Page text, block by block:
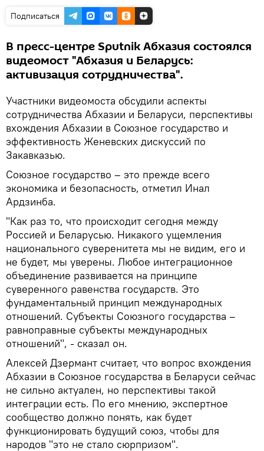
Подписаться
В пресс-центре Sputnik Абхазия состоялся
видеомост "Абхазия и Беларусь:
активизация сотрудничества".
Участники видеомоста обсудили аспекты
сотрудничества Абхазии и Беларуси, перспективы
вхождения Абхазии в Союзное государство и
эффективность Женевских дискуссий по
Закавказью.
Союзное государство – это прежде всего
экономика и безопасность, отметил Инал
Ардзинба.
"Как раз то, что происходит сегодня между
Россией и Беларусью. Никакого ущемления
национального суверенитета мы не видим, его и
не будет, мы уверены. Любое интеграционное
объединение развивается на принципе
суверенного равенства государств. Это
фундаментальный принцип международных
отношений. Субъекты Союзного государства –
равноправные субъекты международных
отношений", - сказал он.
Алексей Дзермант считает, что вопрос вхождения
Абхазии в Союзное государства в Беларуси сейчас
не сильно актуален, но перспективы такой
интеграции есть. По его мнению, экспертное
сообщество должно понять, как будет
функционировать будущий союз, чтобы для
народов "это не стало сюрпризом".